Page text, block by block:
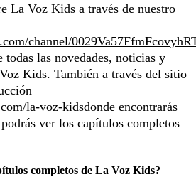
La Voz Kids a través de nuestro
channel/
todas las novedades, noticias y
Kids. También a través del sitio
la-voz-kidsdonde encontrarás
ver los capítulos completos
completos de La Voz Kids?